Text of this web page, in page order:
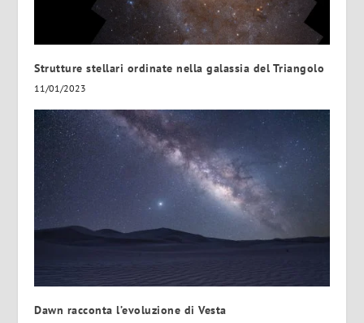
Strutture stellari ordinate nella galassia del Triangolo
11/01/2023
Dawn racconta l’evoluzione di Vesta